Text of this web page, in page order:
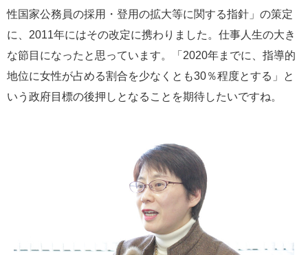
性国家公務員の採用・登用の拡大等に関する指針」の策定
に、2011年にはその改定に携わりました。仕事人生の大き
な節目になったと思っています。「2020年までに、指導的
地位に女性が占める割合を少なくとも30％程度とする」と
いう政府目標の後押しとなることを期待したいですね。